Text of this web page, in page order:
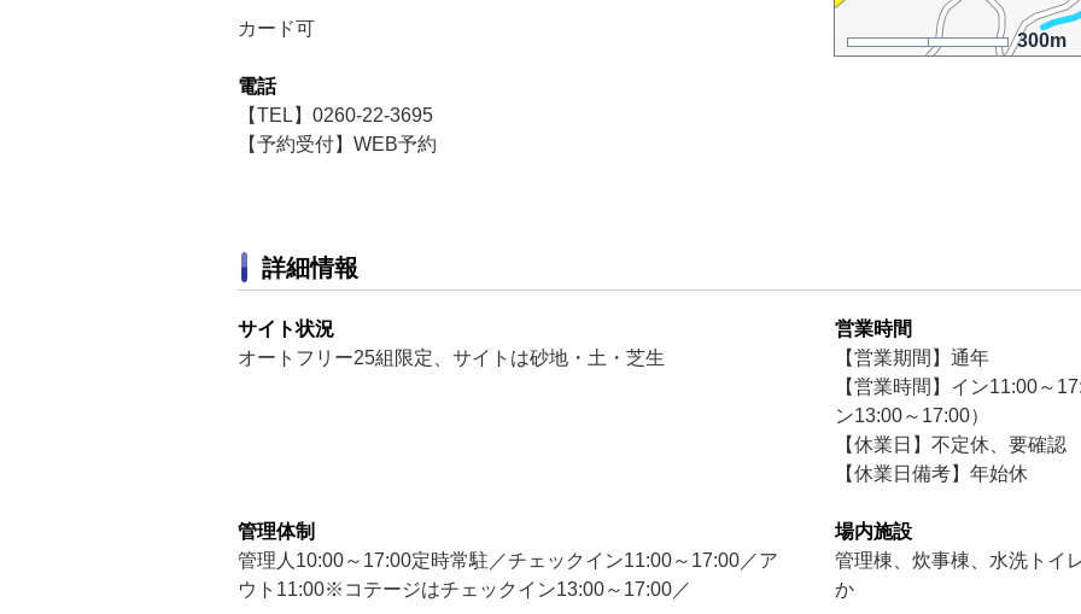
カード可
電話
【TEL】0260-22-3695
【予約受付】WEB予約
300m
詳細情報
サイト状況
オートフリー25組限定、サイトは砂地・土・芝生
営業時間
【営業期間】通年
【営業時間】イン11:00～
ン13:00～17:00）
【休業日】不定休、要確認
【休業日備考】年始休
管理体制
管理人10:00～17:00定時常駐／チェックイン11:00～17:00／ア
ウト11:00※コテージはチェックイン13:00～17:00／
場内施設
管理棟、炊事棟、水洗トイ
か